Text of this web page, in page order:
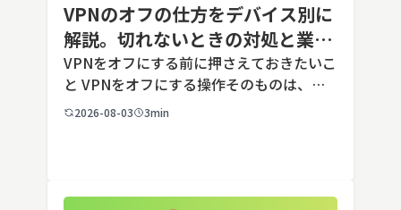
VPNのオフの仕方をデバイス別に
解説。切れないときの対処と業務
端末での注意点
VPNをオフにする前に押さえておきたいこ
と VPNをオフにする操作そのものは、ど
の端末でも数タップから数クリックで完了
2026-08-03 3min